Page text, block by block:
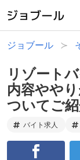
ジョブール
リゾート
内容やや
ついてご紹
バイト求人